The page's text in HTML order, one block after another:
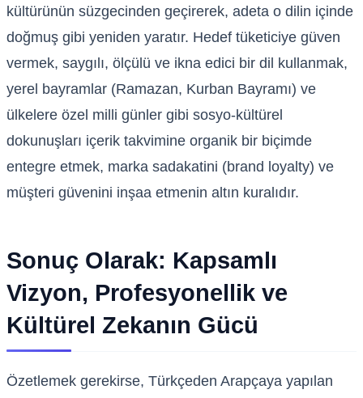
kültürünün süzgecinden geçirerek, adeta o dilin içinde
doğmuş gibi yeniden yaratır. Hedef tüketiciye güven
vermek, saygılı, ölçülü ve ikna edici bir dil kullanmak,
yerel bayramlar (Ramazan, Kurban Bayramı) ve
ülkelere özel milli günler gibi sosyo-kültürel
dokunuşları içerik takvimine organik bir biçimde
entegre etmek, marka sadakatini (brand loyalty) ve
müşteri güvenini inşaa etmenin altın kuralıdır.
Sonuç Olarak: Kapsamlı
Vizyon, Profesyonellik ve
Kültürel Zekanın Gücü
Özetlemek gerekirse, Türkçeden Arapçaya yapılan